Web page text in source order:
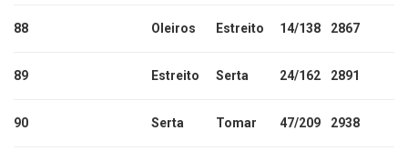
88 Oleiros Estreito 14/138 2867
89 Estreito Serta 24/162 2891
90 Serta Tomar 47/209 2938